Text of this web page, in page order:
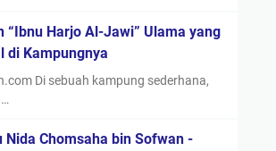
“Ibnu Harjo Al-Jawi” Ulama yang
di Kampungnya
Di sebuah kampung sederhana,
Nida Chomsaha bin Sofwan -